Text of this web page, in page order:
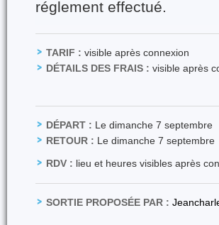
réglement effectué.
TARIF : visible après connexion
DÉTAILS DES FRAIS : visible après
DÉPART : Le dimanche 7 septembre
RETOUR : Le dimanche 7 septembre
RDV : lieu et heures visibles après
SORTIE PROPOSÉE PAR :